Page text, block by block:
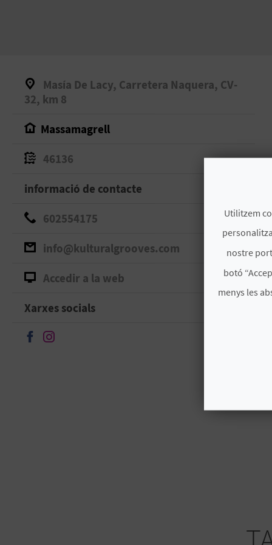
Masía De Lacy, Carretera Naquera, CV-
32, km 8
Massamagrell
46136
informació de contacte
602554175
info@kulturalgrooves.com
Accedir a la web
Xarxes socials
Seguir en Facebook
Utilitzem
nostre
botó
menys les